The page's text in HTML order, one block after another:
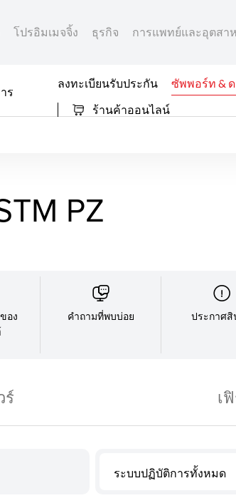
โปรอิมเมจจิ้ง ธุรกิจ การแพทย์และอุตสา
ร
ลงทะเบียนรับประกัน
ซัพพอร์ท &
ร้านค้าออนไลน์
PZ
อง
คำถามที่พบบ่อย ประกาศสิ
ร์ เ
ระบบปฏิบัติการทั้งหมด